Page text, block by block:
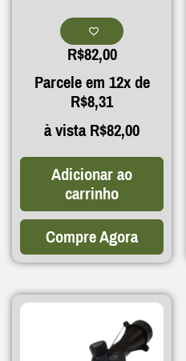
R$82,00
Parcele em 12x de
R$8,31
à vistaR$82,00
Adicionar ao
carrinho
Compre Agora